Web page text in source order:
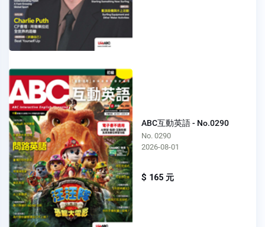
ABC互動英語 - No.0290
No. 0290
2026-08-01
$ 165 元